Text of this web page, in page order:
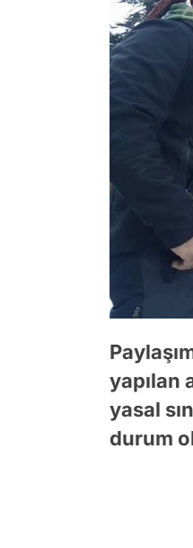
yapılan
yasal
durum